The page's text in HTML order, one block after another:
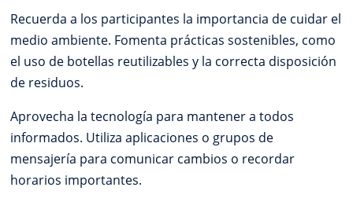
Recuerda a los participantes la importancia de cuidar el
medio ambiente. Fomenta prácticas sostenibles, como
el uso de botellas reutilizables y la correcta disposición
de residuos.
Aprovecha la tecnología para mantener a todos
informados. Utiliza aplicaciones o grupos de
mensajería para comunicar cambios o recordar
horarios importantes.